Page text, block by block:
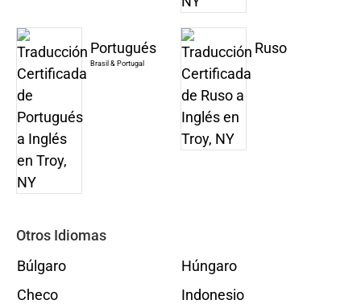
Portugués
Brasil & Portugal
Ruso
Otros Idiomas
Búlgaro
Checo
Húngaro
Indonesio